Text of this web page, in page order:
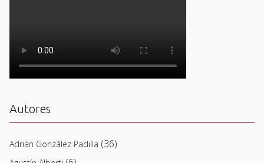
Autores
Adrián González Padilla (36)